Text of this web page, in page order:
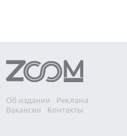
Об издании
Реклама
Вакансии
Контакты